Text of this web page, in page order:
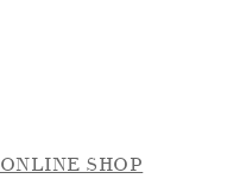
ONLINE SHOP